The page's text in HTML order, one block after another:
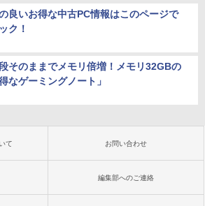
良いお得な中古PC情報はこのページで
ク！
そのままでメモリ倍増！メモリ32GBの
得なゲーミングノート」
て お問い合わせ
編集部へのご連絡